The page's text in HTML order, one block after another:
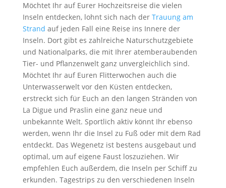
Möchtet Ihr auf Eurer Hochzeitsreise die vielen
Inseln entdecken, lohnt sich nach der Trauung am
Strand auf jeden Fall eine Reise ins Innere der
Inseln. Dort gibt es zahlreiche Naturschutzgebiete
und Nationalparks, die mit Ihrer atemberaubenden
Tier- und Pflanzenwelt ganz unvergleichlich sind.
Möchtet Ihr auf Euren Flitterwochen auch die
Unterwasserwelt vor den Küsten entdecken,
erstreckt sich für Euch an den langen Stränden von
La Digue und Praslin eine ganz neue und
unbekannte Welt. Sportlich aktiv könnt Ihr ebenso
werden, wenn Ihr die Insel zu Fuß oder mit dem Rad
entdeckt. Das Wegenetz ist bestens ausgebaut und
optimal, um auf eigene Faust loszuziehen. Wir
empfehlen Euch außerdem, die Inseln per Schiff zu
erkunden. Tagestrips zu den verschiedenen Inseln